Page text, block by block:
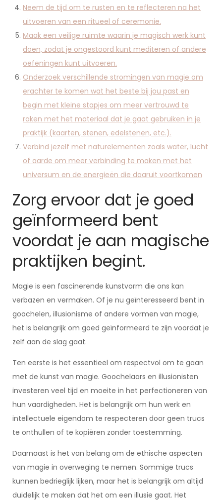
Neem de tijd om te rusten en te reflecteren na het
uitvoeren van een ritueel of ceremonie.
Maak een veilige ruimte waarin je magisch werk kunt
doen, zodat je ongestoord kunt mediteren of andere
oefeningen kunt uitvoeren.
Onderzoek verschillende stromingen van magie om
erachter te komen wat het beste bij jou past en
begin met kleine stapjes om meer vertrouwd te
raken met het materiaal dat je gaat gebruiken in je
praktijk (kaarten, stenen, edelstenen, etc.).
Verbind jezelf met naturelementen zoals water, lucht
of aarde om meer verbinding te maken met het
universum en de energieën die daaruit voortkomen
Zorg ervoor dat je goed
geïnformeerd bent
voordat je aan magische
praktijken begint.
Magie is een fascinerende kunstvorm die ons kan
verbazen en vermaken. Of je nu geïnteresseerd bent in
goochelen, illusionisme of andere vormen van magie,
het is belangrijk om goed geïnformeerd te zijn voordat je
zelf aan de slag gaat.
Ten eerste is het essentieel om respectvol om te gaan
met de kunst van magie. Goochelaars en illusionisten
investeren veel tijd en moeite in het perfectioneren van
hun vaardigheden. Het is belangrijk om hun werk en
intellectuele eigendom te respecteren door geen trucs
te onthullen of te kopiëren zonder toestemming.
Daarnaast is het van belang om de ethische aspecten
van magie in overweging te nemen. Sommige trucs
kunnen bedrieglijk lijken, maar het is belangrijk om altijd
duidelijk te maken dat het om een illusie gaat. Het